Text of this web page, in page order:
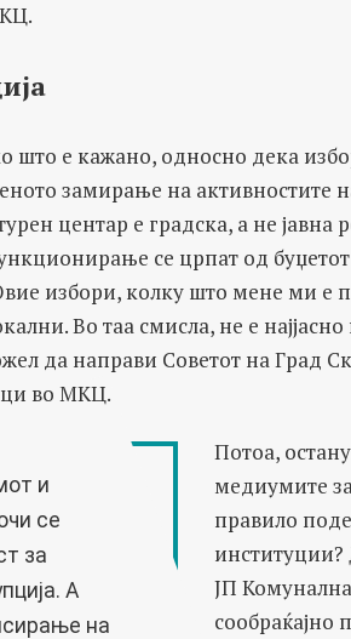
што е кажано, односно дека
замирање на активностите
центар е градска, а не јавна
се црпат од
избори, колку што мене ми е
Во таа смисла, не е
да направи Советот на Град
во МКЦ.
и
се
за
А
на
Потоа,
медиумите
правило
ЈП
сообраќајно